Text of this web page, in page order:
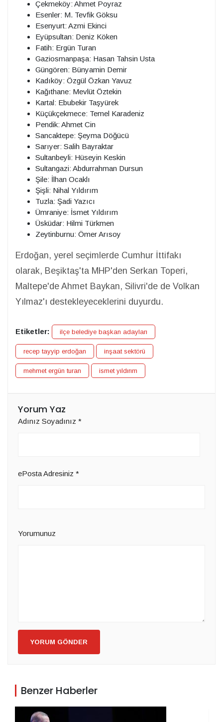
Çekmeköy: Ahmet Poyraz
Esenler: M. Tevfik Göksu
Esenyurt: Azmi Ekinci
Eyüpsultan: Deniz Köken
Fatih: Ergün Turan
Gaziosmanpaşa: Hasan Tahsin Usta
Güngören: Bünyamin Demir
Kadıköy: Özgül Özkan Yavuz
Kağıthane: Mevlüt Öztekin
Kartal: Ebubekir Taşyürek
Küçükçekmece: Temel Karadeniz
Pendik: Ahmet Cin
Sancaktepe: Şeyma Döğücü
Sarıyer: Salih Bayraktar
Sultanbeyli: Hüseyin Keskin
Sultangazi: Abdurrahman Dursun
Şile: İlhan Ocaklı
Şişli: Nihal Yıldırım
Tuzla: Şadi Yazıcı
Ümraniye: İsmet Yıldırım
Üsküdar: Hilmi Türkmen
Zeytinburnu: Ömer Arısoy
Erdoğan, yerel seçimlerde Cumhur İttifakı
olarak, Beşiktaş'ta MHP'den Serkan Toperi,
Maltepe'de Ahmet Baykan, Silivri'de de Volkan
Yılmaz'ı destekleyeceklerini duyurdu.
Etiketler: ilçe belediye başkan adayları
recep tayyip erdoğan inşaat sektörü
mehmet ergün turan ismet yıldırım
Yorum Yaz
Adınız Soyadınız *
ePosta Adresiniz *
Yorumunuz
YORUM GÖNDER
Benzer Haberler